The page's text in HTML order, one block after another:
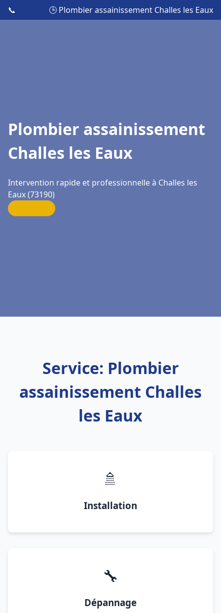
📞 🕒 Plombier assainissement Challes les Eaux
Plombier assainissement
Challes les Eaux
Intervention rapide et professionnelle à Challes les
Eaux (73190)
Service: Plombier
assainissement Challes
les Eaux
🚿
Installation
🔧
Dépannage